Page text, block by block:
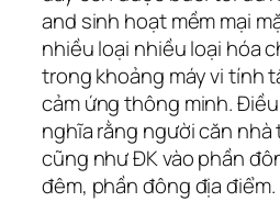
and sinh hoạt mềm mại
nhiều loại nhiều loại hóa
trong khoảng máy vi tính
cảm ứng thông minh.
nghĩa rằng người căn
cũng như ĐK vào phần
đêm, phần đông địa điểm.